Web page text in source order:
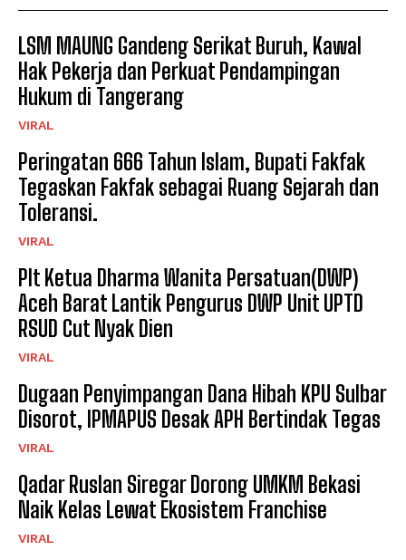
LSM MAUNG Gandeng Serikat Buruh, Kawal
Hak Pekerja dan Perkuat Pendampingan
Hukum di Tangerang
VIRAL
Peringatan 666 Tahun Islam, Bupati Fakfak
Tegaskan Fakfak sebagai Ruang Sejarah dan
Toleransi.
VIRAL
Plt Ketua Dharma Wanita Persatuan(DWP)
Aceh Barat Lantik Pengurus DWP Unit UPTD
RSUD Cut Nyak Dien
VIRAL
Dugaan Penyimpangan Dana Hibah KPU Sulbar
Disorot, IPMAPUS Desak APH Bertindak Tegas
VIRAL
Qadar Ruslan Siregar Dorong UMKM Bekasi
Naik Kelas Lewat Ekosistem Franchise
VIRAL